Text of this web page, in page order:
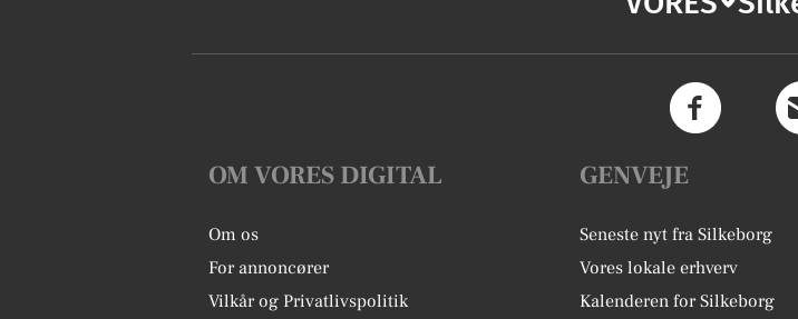
OM VORES DIGITAL
Om os
For annoncører
Vilkår og Privatlivspolitik
GENVEJE
Seneste nyt fra Silkeborg
Vores lokale erhverv
Kalenderen for Silkeborg